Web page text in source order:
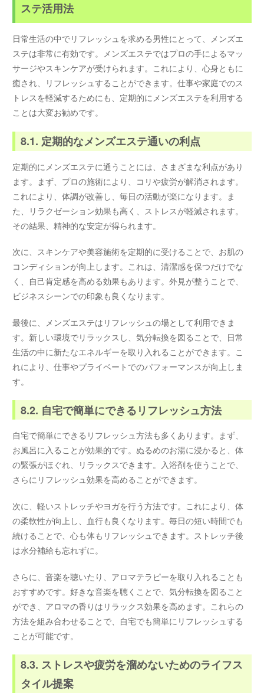
ステ活用法
日常生活の中でリフレッシュを求める男性にとって、メンズエ
ステは非常に有効です。メンズエステではプロの手によるマッ
サージやスキンケアが受けられます。これにより、心身ともに
癒され、リフレッシュすることができます。仕事や家庭でのス
トレスを軽減するためにも、定期的にメンズエステを利用する
ことは大変お勧めです。
8.1. 定期的なメンズエステ通いの利点
定期的にメンズエステに通うことには、さまざまな利点があり
ます。まず、プロの施術により、コリや疲労が解消されます。
これにより、体調が改善し、毎日の活動が楽になります。ま
た、リラクゼーション効果も高く、ストレスが軽減されます。
その結果、精神的な安定が得られます。
次に、スキンケアや美容施術を定期的に受けることで、お肌の
コンディションが向上します。これは、清潔感を保つだけでな
く、自己肯定感を高める効果もあります。外見が整うことで、
ビジネスシーンでの印象も良くなります。
最後に、メンズエステはリフレッシュの場として利用できま
す。新しい環境でリラックスし、気分転換を図ることで、日常
生活の中に新たなエネルギーを取り入れることができます。こ
れにより、仕事やプライベートでのパフォーマンスが向上しま
す。
8.2. 自宅で簡単にできるリフレッシュ方法
自宅で簡単にできるリフレッシュ方法も多くあります。まず、
お風呂に入ることが効果的です。ぬるめのお湯に浸かると、体
の緊張がほぐれ、リラックスできます。入浴剤を使うことで、
さらにリフレッシュ効果を高めることができます。
次に、軽いストレッチやヨガを行う方法です。これにより、体
の柔軟性が向上し、血行も良くなります。毎日の短い時間でも
続けることで、心も体もリフレッシュできます。ストレッチ後
は水分補給も忘れずに。
さらに、音楽を聴いたり、アロマテラピーを取り入れることも
おすすめです。好きな音楽を聴くことで、気分転換を図ること
ができ、アロマの香りはリラックス効果を高めます。これらの
方法を組み合わせることで、自宅でも簡単にリフレッシュする
ことが可能です。
8.3. ストレスや疲労を溜めないためのライフス
タイル提案